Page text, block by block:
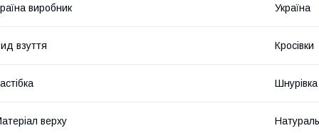
виробник Україна
взуття Кросівки
Шнурівка
верху